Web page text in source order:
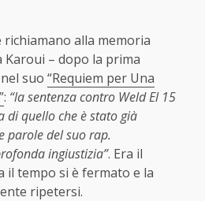
alla memoria
Karoui – dopo la prima
suo “Requiem per Una
: “la sentenza contro Weld El 15
di quello che è stato già
parole del suo rap.
ingiustizia”. Era il
il tempo si è fermato e la
ripetersi.